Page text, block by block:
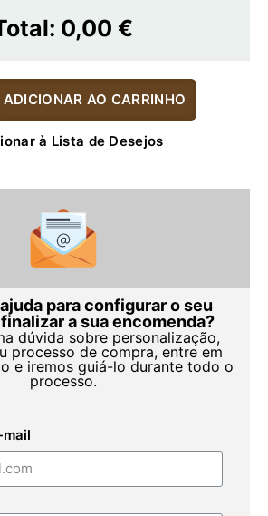
0,00 €
ADICIONAR AO CARRINHO
à Lista de Desejos
para configurar o seu
a sua encomenda?
dúvida sobre personalização,
processo de compra, entre em
e iremos guiá-lo durante todo o
processo.
mail